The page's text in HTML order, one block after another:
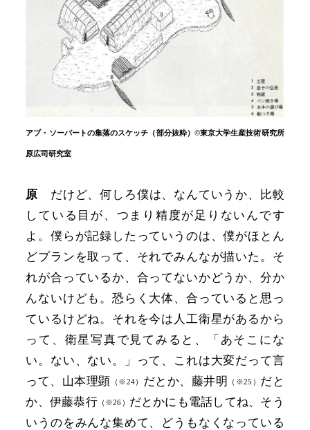
アブ・ソーバートの集落のスケッチ（部分抜粋）©東京大学生産技術研究所
原広司研究室
原 だけど、何しろ僕は、なんていうか、比較
している目が、つまり精度が足りないんです
よ。僕らが記録したっていうのは、僕がほとん
どプランを取って、それでみんなが描いた。そ
れが合っているか、合ってないかどうか、分か
んないけども。恐らく大体、合っていると思っ
ているけどね。それを今は人工衛星があるから
って、衛星写真で見てみると、「あそこにな
い。ない、ない。」って、これは大変だって言
って、山本理顕 （※24） だとか、藤井明 （※25） だと
か、伊藤恭行（※26）
だとかにも電話してね、そう
いうのをみんな集めて、どうもなくなっている